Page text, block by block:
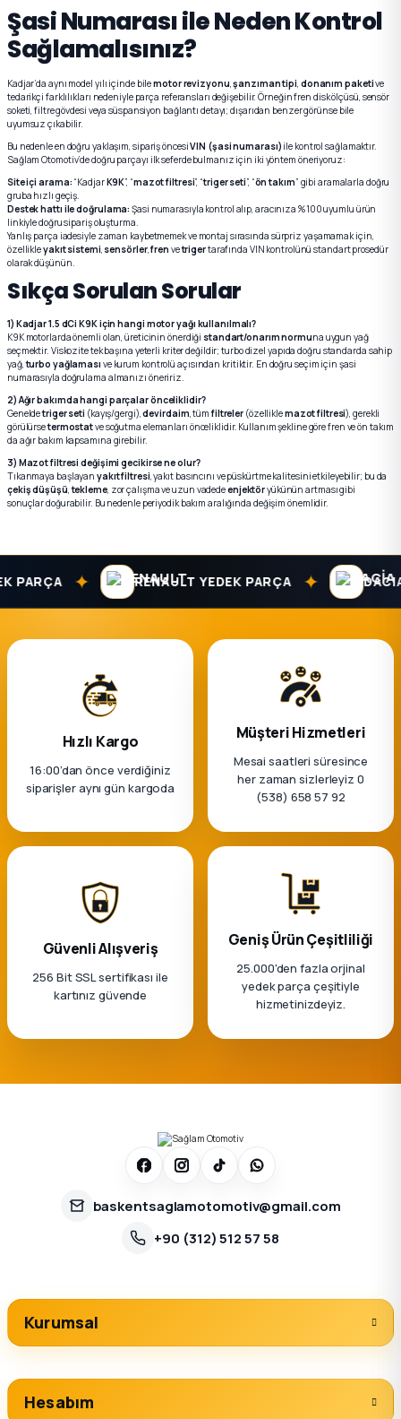
Şasi Numarası ile Neden Kontrol
Sağlamalısınız?
Kadjar’da aynı model yılı içinde bilemotor revizyonu,şanzıman tipi, donanım paketive
tedarikçi farklılıkları nedeniyle parça referansları değişebilir. Örneğin fren disk ölçüsü, sensör
soketi, filtre gövdesi veya süspansiyon bağlantı detayı; dışarıdan benzer görünse bile
uyumsuz çıkabilir.
Bu nedenle en doğru yaklaşım, sipariş öncesiVIN (şasi numarası) ile kontrol sağlamaktır.
Sağlam Otomotiv’de doğru parçayı ilk seferde bulmanız için iki yöntem öneriyoruz:
Site içi arama: “KadjarK9K”, “mazot filtresi”, “triger seti”, “ön takım” gibi aramalarla doğru
gruba hızlı geçiş.
Destek hattı ile doğrulama: Şasi numarasıyla kontrol alıp, aracınıza %100 uyumlu ürün
linkiyle doğru sipariş oluşturma.
Yanlış parça iadesiyle zaman kaybetmemek ve montaj sırasında sürpriz yaşamamak için,
özellikleyakıt sistemi, sensörler,fren vetrigertarafında VIN kontrolünü standart prosedür
olarak düşünün.
Sıkça Sorulan Sorular
1) Kadjar 1.5 dCi K9K için hangi motor yağı kullanılmalı?
K9K motorlarda önemli olan, üreticinin önerdiği standart/onarım normuna uygun yağ
seçmektir. Viskozite tek başına yeterli kriter değildir; turbo dizel yapıda doğru standarda sahip
yağ,turbo yağlaması ve kurum kontrolü açısından kritiktir. En doğru seçim için şasi
numarasıyla doğrulama almanızı öneririz.
2) Ağır bakımda hangi parçalar önceliklidir?
Geneldetriger seti (kayış/gergi),devirdaim, tümfiltreler (özelliklemazot filtresi), gerekli
görülürsetermostatve soğutma elemanları önceliklidir. Kullanım şekline göre fren ve ön takım
da ağır bakım kapsamına girebilir.
3) Mazot filtresi değişimi gecikirse ne olur?
Tıkanmaya başlayanyakıt filtresi, yakıt basıncını ve püskürtme kalitesini etkileyebilir; bu da
çekiş düşüşü,tekleme, zor çalışma ve uzun vadedeenjektöryükünün artması gibi
sonuçlar doğurabilir. Bu nedenle periyodik bakım aralığında değişim önemlidir.
✦ RENAULT YEDEK PARÇA ✦ DACIA
Hızlı Kargo
16:00’dan önce verdiğiniz
siparişler aynı gün kargoda
Müşteri Hizmetleri
Mesai saatleri süresince
her zaman sizlerleyiz 0
(538) 658 57 92
Güvenli Alışveriş
256 Bit SSL sertifikası ile
kartınız güvende
Geniş Ürün Çeşitliliği
25.000'den fazla orjinal
yedek parça çeşitiyle
hizmetinizdeyiz.
baskentsaglamotomotiv@gmail.com
+90 (312) 512 57 58
Kurumsal
Hesabım